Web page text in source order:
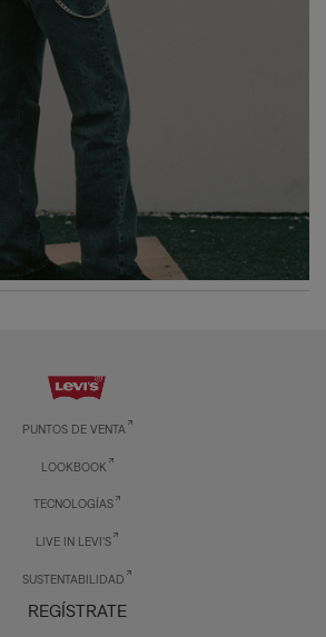
PUNTOS DE VENTA
LOOKBOOK
TECNOLOGÍAS
LIVE IN LEVI'S
SUSTENTABILIDAD
REGÍSTRATE